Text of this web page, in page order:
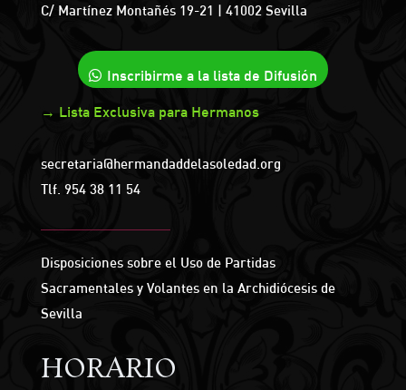
C/ Martínez Montañés 19-21 | 41002 Sevilla
Inscribirme a la lista de Difusión
→ Lista Exclusiva para Hermanos
secretaria@hermandaddelasoledad.org
Tlf. 954 38 11 54
Disposiciones sobre el Uso de Partidas
Sacramentales y Volantes en la Archidiócesis de
Sevilla
HORARIO